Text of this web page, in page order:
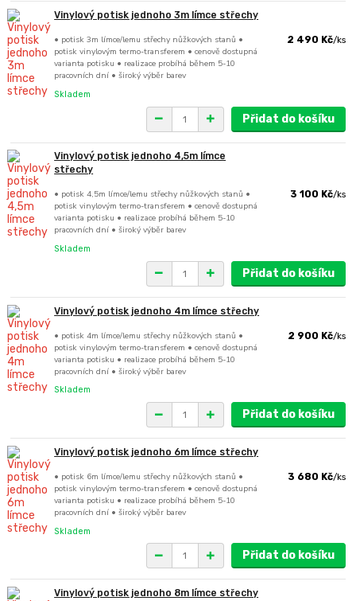
Vinylový potisk jednoho 3m límce střechy
• potisk 3m límce/lemu střechy nůžkových stanů •
potisk vinylovým termo-transferem • cenově dostupná
varianta potisku • realizace probíhá během 5-10
pracovních dní • široký výběr barev
2 490 Kč/ks
Skladem
Přidat do košíku
Vinylový potisk jednoho 4,5m límce
střechy
• potisk 4,5m límce/lemu střechy nůžkových stanů •
potisk vinylovým termo-transferem • cenově dostupná
varianta potisku • realizace probíhá během 5-10
pracovních dní • široký výběr barev
3 100 Kč/ks
Skladem
Přidat do košíku
Vinylový potisk jednoho 4m límce střechy
• potisk 4m límce/lemu střechy nůžkových stanů •
potisk vinylovým termo-transferem • cenově dostupná
varianta potisku • realizace probíhá během 5-10
pracovních dní • široký výběr barev
2 900 Kč/ks
Skladem
Přidat do košíku
Vinylový potisk jednoho 6m límce střechy
• potisk 6m límce/lemu střechy nůžkových stanů •
potisk vinylovým termo-transferem • cenově dostupná
varianta potisku • realizace probíhá během 5-10
pracovních dní • široký výběr barev
3 680 Kč/ks
Skladem
Přidat do košíku
Vinylový potisk jednoho 8m límce střechy